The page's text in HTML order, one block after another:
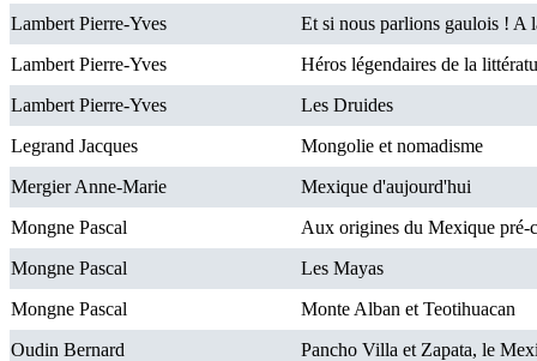
Lambert Pierre-Yves
Et si nous parlions gaulois ! A
Lambert Pierre-Yves
Héros légendaires de la
Lambert Pierre-Yves
Les Druides
Legrand Jacques
Mongolie et nomadisme
Mergier Anne-Marie
Mexique d'aujourd'hui
Mongne Pascal
Aux origines du Mexique pré-
Mongne Pascal
Les Mayas
Mongne Pascal
Monte Alban et Teotihuacan
Oudin Bernard
Pancho Villa et Zapata, le